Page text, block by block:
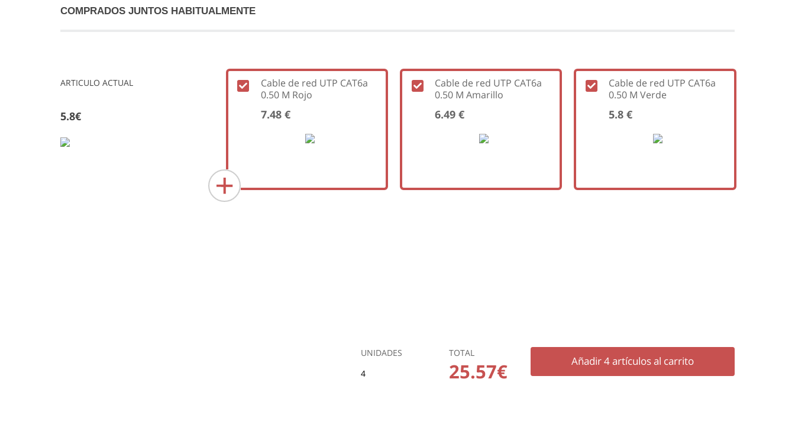
COMPRADOS JUNTOS HABITUALMENTE
ARTICULO ACTUAL
5.8€
Cable de red UTP CAT6a
0.50 M Rojo
7.48 €
Cable de red UTP CAT6a
0.50 M Amarillo
6.49 €
Cable de red UTP CAT6a
0.50 M Verde
5.8 €
UNIDADES
4
TOTAL
25.57€ Añadir4artículos al carrito